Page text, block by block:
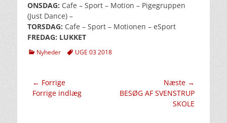
ONSDAG: Cafe – Sport – Motion – Pigegruppen
(Just Dance) –
TORSDAG: Cafe – Sport – Motionen – eSport
FREDAG: LUKKET
kategorier
Nyheder TagsUGE 03 2018
Indlægsnavigation
← Forrige
Forrige
Forrige indlæg
Næste →
Næste
BESØG AF SVENSTRUP
SKOLE